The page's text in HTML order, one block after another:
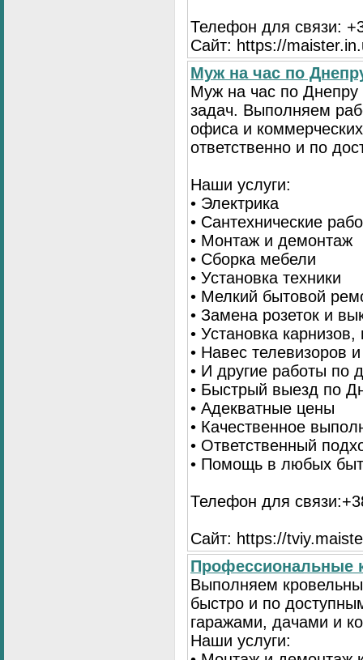
Телефон для связи:
Сайт: https://
Муж на час по
Муж на час по
задач. Выполняем
офиса и
ответственно и по
Наши услуги:
• Электрика
• Сантехнические
• Монтаж и демонтаж
• Сборка мебели
• Установка техники
• Мелкий бытовой
• Замена розеток и
• Установка
• Навес телевизоров
• И другие работы по
• Быстрый выезд по
• Адекватные цены
• Качественное
• Ответственный
• Помощь в любых
Телефон для
Сайт: https://
Профессиональные
Выполняем
быстро и по
гаражами, дачами и
Наши услуги: